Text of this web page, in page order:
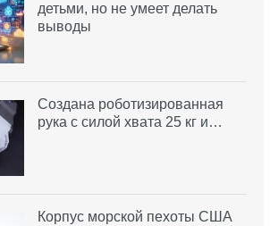
детьми, но не умеет делать
выводы
Создана роботизированная
рука с силой хвата 25 кг и…
Корпус морской пехоты США